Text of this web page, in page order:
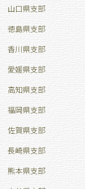
山口県支部
徳島県支部
香川県支部
愛媛県支部
高知県支部
福岡県支部
佐賀県支部
長崎県支部
熊本県支部